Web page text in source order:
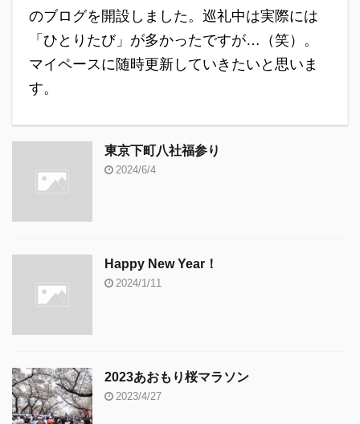
のブログを開設しました。巡礼中は実際には
「ひとりたび」が多かったですが…（笑）。
マイペースに随時更新していきたいと思いま
す。
東京下町八社福参り
2024/6/4
Happy New Year！
2024/1/11
2023あおもり桜マラソン
2023/4/27